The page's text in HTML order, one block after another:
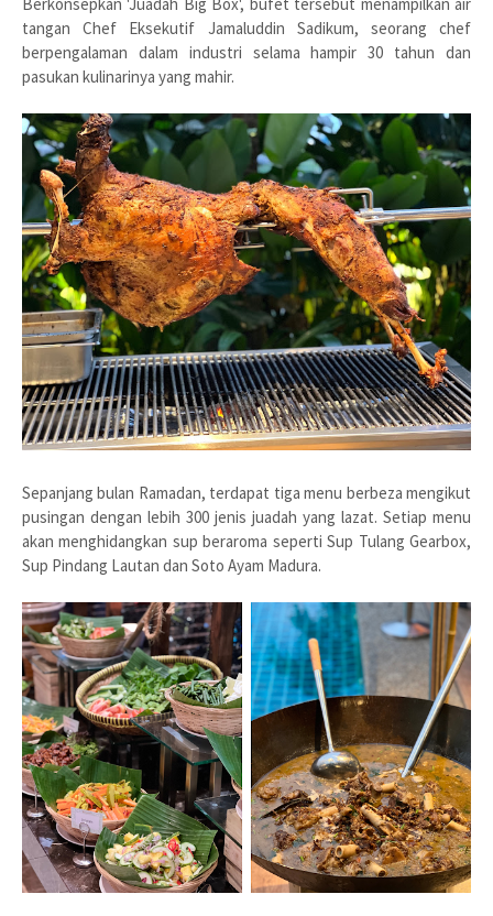
tangan Chef Eksekutif Jamaluddin Sadikum, seorang chef
berpengalaman dalam industri selama hampir 30 tahun dan
pasukan kulinarinya yang mahir.
Sepanjang bulan Ramadan, terdapat tiga menu berbeza mengikut
pusingan dengan lebih 300 jenis juadah yang lazat. Setiap menu
akan menghidangkan sup beraroma seperti Sup Tulang Gearbox,
Sup Pindang Lautan dan Soto Ayam Madura.